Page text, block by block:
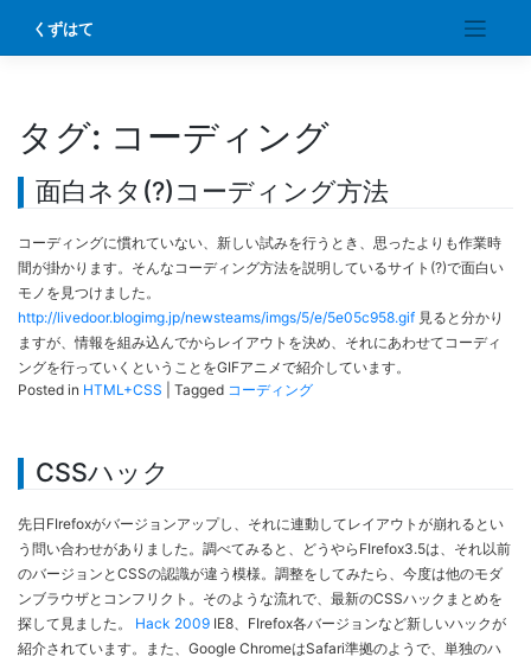
content
くずはて
タグ: コーディング
面白ネタ(?)コーディング方法
コーディングに慣れていない、新しい試みを行うとき、思ったよりも作業時
間が掛かります。そんなコーディング方法を説明しているサイト(?)で面白い
モノを見つけました。
http://livedoor.blogimg.jp/newsteams/imgs/5/e/5e05c958.gif 見ると分かり
ますが、情報を組み込んでからレイアウトを決め、それにあわせてコーディ
ングを行っていくということをGIFアニメで紹介しています。
Posted in HTML+CSS Tagged コーディング
CSSハック
先日FIrefoxがバージョンアップし、それに連動してレイアウトが崩れるとい
う問い合わせがありました。調べてみると、どうやらFIrefox3.5は、それ以前
のバージョンとCSSの認識が違う模様。調整をしてみたら、今度は他のモダ
ンブラウザとコンフリクト。そのような流れで、最新のCSSハックまとめを
探して見ました。 Hack 2009 IE8、FIrefox各バージョンなど新しいハックが
紹介されています。また、Google ChromeはSafari準拠のようで、単独のハ